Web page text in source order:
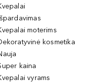
moterims
kosmetika
kaina
vyrams